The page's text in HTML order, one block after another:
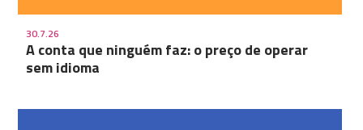
30.7.26
A conta que ninguém faz: o preço de operar
sem idioma